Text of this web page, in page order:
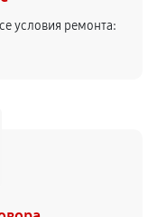
условия ремонта: